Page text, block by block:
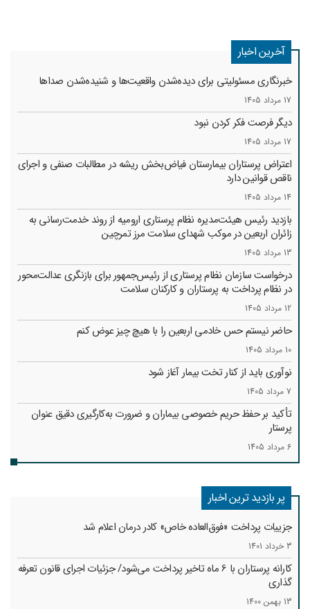
آخرین اخبار
خبرنگاری مسئولیتی برای دیده‌شدن واقعیت‌ها و شنیده‌شدن صداها
17 مرداد 1405
دیگر فرصت فکر کردن نبود
17 مرداد 1405
اعتراض پرستاران بیمارستان فیاض‌بخش ریشه در مطالبات صنفی و اجرای
ناقص قوانین دارد
14 مرداد 1405
بازدید رئیس هیئت‌مدیره نظام پرستاری ارومیه از روند خدمت‌رسانی به
زائران اربعین در موکب شهدای سلامت مرز تمرچین
13 مرداد 1405
درخواست سازمان نظام پرستاری از رئیس‌جمهور برای بازنگری عدالت‌محور
در نظام پرداخت به پرستاران و کارکنان سلامت
12 مرداد 1405
حاضر نیستم حس خادمی اربعین را با هیچ چیز عوض کنم
10 مرداد 1405
نوآوری باید از کنار تخت بیمار آغاز شود
7 مرداد 1405
تأکید بر حفظ حریم خصوصی بیماران و ضرورت به‌کارگیری دقیق عنوان
پرستار
6 مرداد 1405
پر بازدید ترین اخبار
جزییات پرداخت «فوق‌العاده خاص» کادر درمان اعلام شد
3 خرداد 1401
کارانه‌ پرستاران با 6 ماه تاخیر پرداخت می‌شود/ جزئیات اجرای قانون تعرفه
گذاری
13 بهمن 1400